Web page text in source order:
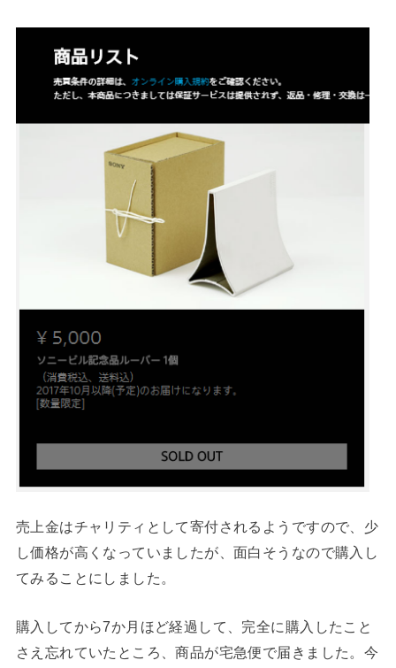
売上金はチャリティとして寄付されるようですので、少
し価格が高くなっていましたが、面白そうなので購入し
てみることにしました。
購入してから7か月ほど経過して、完全に購入したこと
さえ忘れていたところ、商品が宅急便で届きました。今